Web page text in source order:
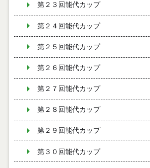
第２３回能代カップ
第２４回能代カップ
第２５回能代カップ
第２６回能代カップ
第２７回能代カップ
第２８回能代カップ
第２９回能代カップ
第３０回能代カップ